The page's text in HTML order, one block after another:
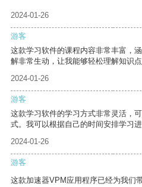
2024-01-26
游客
这款学习软件的课程内容非常丰富，
解非常生动，让我能够轻松理解知识点
2024-01-26
游客
这款学习软件的学习方式非常灵活，
式。我可以根据自己的时间安排学习进
2024-01-26
游客
这款加速器VPM应用程序已经为我们